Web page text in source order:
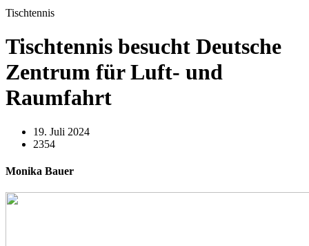
Tischtennis
Tischtennis besucht Deutsche
Zentrum für Luft- und
Raumfahrt
19. Juli 2024
2354
Monika Bauer